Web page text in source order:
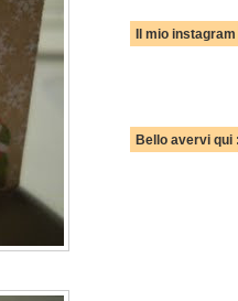
Il mio instagram
Bello avervi qui